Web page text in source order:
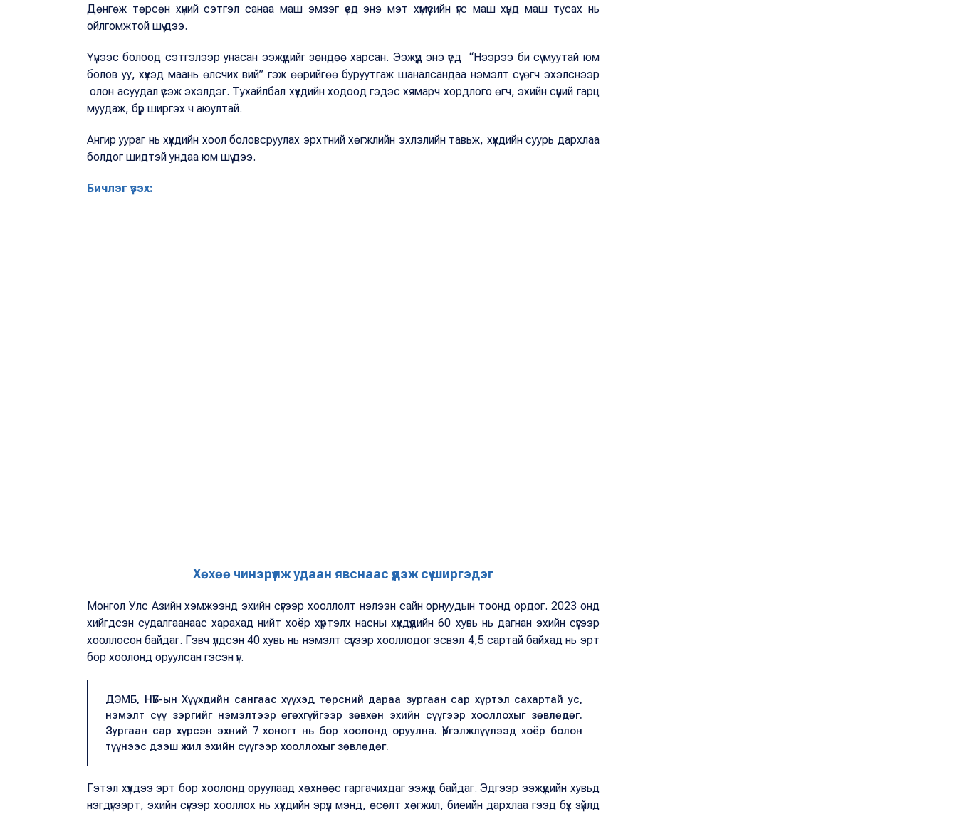
Дөнгөж төрсөн хүний сэтгэл санаа маш эмзэг үед энэ мэт хүмүүсийн үгс маш хүнд маш тусах нь
ойлгомжтой шүү дээ.
Үүнээс болоод сэтгэлээр унасан ээжүүдийг зөндөө харсан. Ээжүүд энэ үед “Нээрээ би сүү муутай юм
болов уу, хүүхэд маань өлсчих вий” гэж өөрийгөө буруутгаж шаналсандаа нэмэлт сүү өгч эхэлснээр
олон асуудал үүсэж эхэлдэг. Тухайлбал хүүхдийн ходоод гэдэс хямарч хордлого өгч, эхийн сүүний гарц
муудаж, бүр ширгэх ч аюултай.
Ангир уураг нь хүүхдийн хоол боловсруулах эрхтний хөгжлийн эхлэлийн тавьж, хүүхдийн суурь дархлаа
болдог шидтэй ундаа юм шүү дээ.
Бичлэг үзэх:
Хөхөө чинэрүүлж удаан явснаас үүдэж сүү ширгэдэг
Монгол Улс Азийн хэмжээнд эхийн сүүгээр хооллолт нэлээн сайн орнуудын тоонд ордог. 2023 онд
хийгдсэн судалгаанаас харахад нийт хоёр хүртэлх насны хүүхдүүдийн 60 хувь нь дагнан эхийн сүүгээр
хооллосон байдаг. Гэвч үлдсэн 40 хувь нь нэмэлт сүүгээр хооллодог эсвэл 4,5 сартай байхад нь эрт
бор хоолонд оруулсан гэсэн үг.
ДЭМБ, НҮБ-ын Хүүхдийн сангаас хүүхэд төрсний дараа зургаан сар хүртэл сахартай ус,
нэмэлт сүү зэргийг нэмэлтээр өгөхгүйгээр зөвхөн эхийн сүүгээр хооллохыг зөвлөдөг.
Зургаан сар хүрсэн эхний 7 хоногт нь бор хоолонд оруулна. Үргэлжлүүлээд хоёр болон
түүнээс дээш жил эхийн сүүгээр хооллохыг зөвлөдөг.
Гэтэл хүүхдээ эрт бор хоолонд оруулаад хөхнөөс гаргачихдаг ээжүүд байдаг. Эдгээр ээжүүдийн хувьд
нэгдүгээрт, эхийн сүүгээр хооллох нь хүүхдийн эрүүл мэнд, өсөлт хөгжил, биеийн дархлаа гээд бүх зүйлд